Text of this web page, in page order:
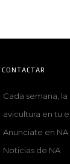
CONTACTAR
Cada semana,
avicultura en tu
Anunciate en NA
Noticias de NA